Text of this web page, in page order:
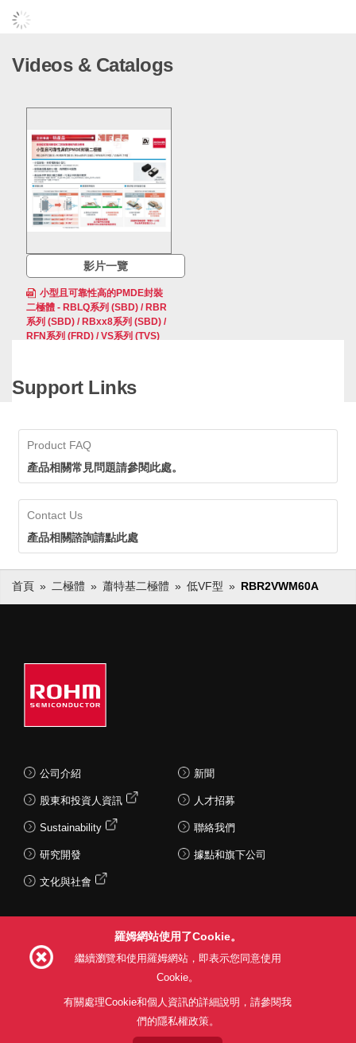
採用新製程的RBR系列，晶片性能都得到了大幅度提升，與
用於高效率應用，例如車電裝置中的車載充電器OBC，以及
消費性電子的筆記型電腦等。
特點
1.具有低VF特性，損耗更低
RBR系列不僅保持了與低VF
寸的ROHM傳統產品相比，V
不僅適用於要求更高效率的車載充電器OBC等車電裝置，還
適用於要求高節能性的筆記型電腦等消費性電子裝置。
如，如果傳統產品尺寸為3.5mm×1.6mm（PMDU封裝），如
2.新增小型封裝，產品線更豐富
品（耐壓：30V、40V、60V；電流：1A～40A），進一步擴
應用範例
Videos & Catalogs
影片一覽
小型且可靠性高的PMDE封裝
二極體 - RBLQ系列 (SBD) / RBR
系列 (SBD) / RBxx8系列 (SBD) /
RFN系列 (FRD) / VS系列 (TVS)
支援從家電到車電和工控裝置
支援從家電到車電和工控裝置領域
的廣泛應用
Support Links
Product FAQ
產品相關常見問題請參閱此處。
Contact Us
產品相關諮詢請點此處
首頁 二極體 蕭特基二極體 低VF型 RBR2VWM60A
公司介紹
股東和投資人資訊
Sustainability
研究開發
文化與社會
新聞
人才招募
聯絡我們
據點和旗下公司
利用目的 隱私權政策
羅姆網站使用了Cookie。
繼續瀏覽和使用羅姆網站，即表示您同意使用
Cookie。
有關處理Cookie和個人資訊的詳細說明，請參閱我
們的隱私權政策。